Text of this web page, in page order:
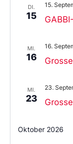
DI.
15
15.
MI.
16
16.
MI.
23
23.
Oktober 2026